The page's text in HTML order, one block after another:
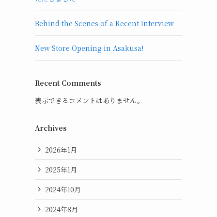
Behind the Scenes of a Recent Interview
New Store Opening in Asakusa!
Recent Comments
表示できるコメントはありません。
Archives
2026年1月
2025年1月
2024年10月
2024年8月